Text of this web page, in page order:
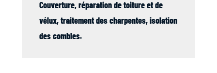
Couverture, réparation detoitureet de
vélux,traitement des charpentes,isolation
des combles.